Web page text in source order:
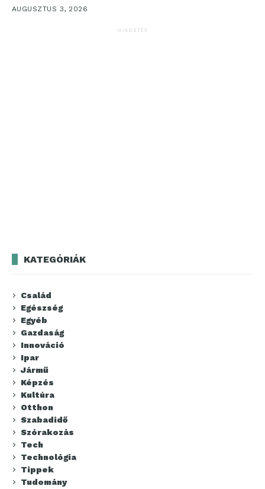
AUGUSZTUS 3, 2026
HIRDETÉS
KATEGÓRIÁK
Család
Egészség
Egyéb
Gazdaság
Innováció
Ipar
Jármű
Képzés
Kultúra
Otthon
Szabadidő
Szórakozás
Tech
Technológia
Tippek
Tudomány